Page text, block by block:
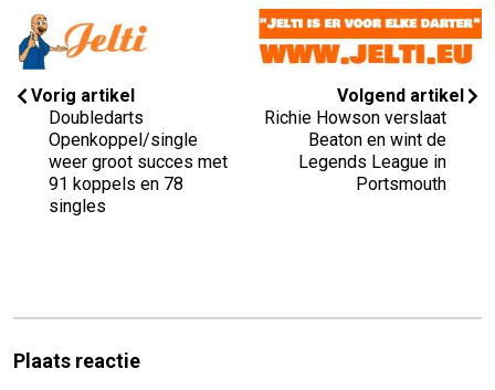
Vorig artikel
Doubledarts
Openkoppel/single
weer groot succes met
91 koppels en 78
singles
Volgend artikel
Richie Howson verslaat
Beaton en wint de
Legends League in
Portsmouth
Plaats reactie